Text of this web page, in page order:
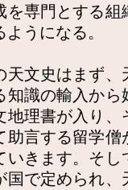
を専門とする
ようになる。
文史はまず、
知識の輸入か
地理書が入り
助言する留学
いきます。そ
国で定められ